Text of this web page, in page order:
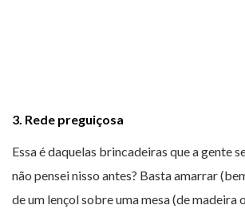
3. Rede preguiçosa
Essa é daquelas brincadeiras que a gente
não pensei nisso antes? Basta amarrar
de um lençol sobre uma mesa (de madeira